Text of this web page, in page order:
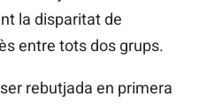
la disparitat de
entre tots dos grups.
rebutjada en primera